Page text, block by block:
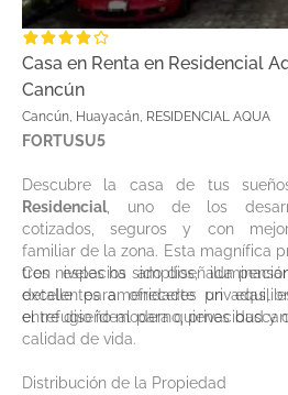
Casa en Renta en Residencial
Cancún
Cancún, Huayacán, RESIDENCIAL AQUA
FORTUSU5
Descubre la casa de tus
Residencial, uno de los
cotizados, seguros y con
familiar de la zona. Esta magnífica
tres niveles ha sido diseñada
detalle para ofrecerte un
entre diseño moderno, privacidad y
Con espacios amplios,
excelentes amenidades privadas,
el refugio ideal para quienes
calidad de vida.
Distribución de la Propiedad